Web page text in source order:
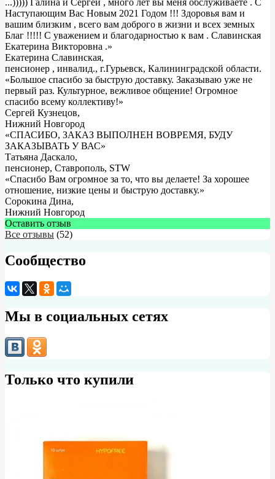
...))))) Галина и Сергей , много лет вы меня обслуживаете . С
Наступающим Вас Новым 2021 Годом !!! Здоровья вам и
вашим близким , всего вам доброго в жизни и всех земных
Благ !!!!! С уважением и благодарностью к вам . Славинская
Екатерина Викторовна .»
Екатерина Славинская,
пенсионер , инвалид., г.Гурьевск, Калининградской области.
«Большое спасибо за быструю доставку. Заказываю уже не
первый раз. Культурное, вежливое общение! Огромное
спасибо всему коллективу!»
Сергей Кузнецов,
Нижний Новгород
«СПАСИБО, ЗАКАЗ ВЫПОЛНЕН ВОВРЕМЯ, БУДУ
ЗАКАЗЫВАТЬ У ВАС»
Татьяна Даскало,
пенсионер, Ставрополь, STW
«Спасибо Вам огромное за то, что вы делаете! За хорошее
отношение, низкие цены и быструю доставку.»
Сорокина Дина,
Нижний Новгород
Оставить отзыв
Все отзывы (52)
Сообщество
Мы в социальных сетях
Только что купили